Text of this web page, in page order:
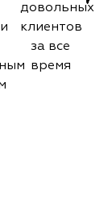
довольных
клиентов
за все
время